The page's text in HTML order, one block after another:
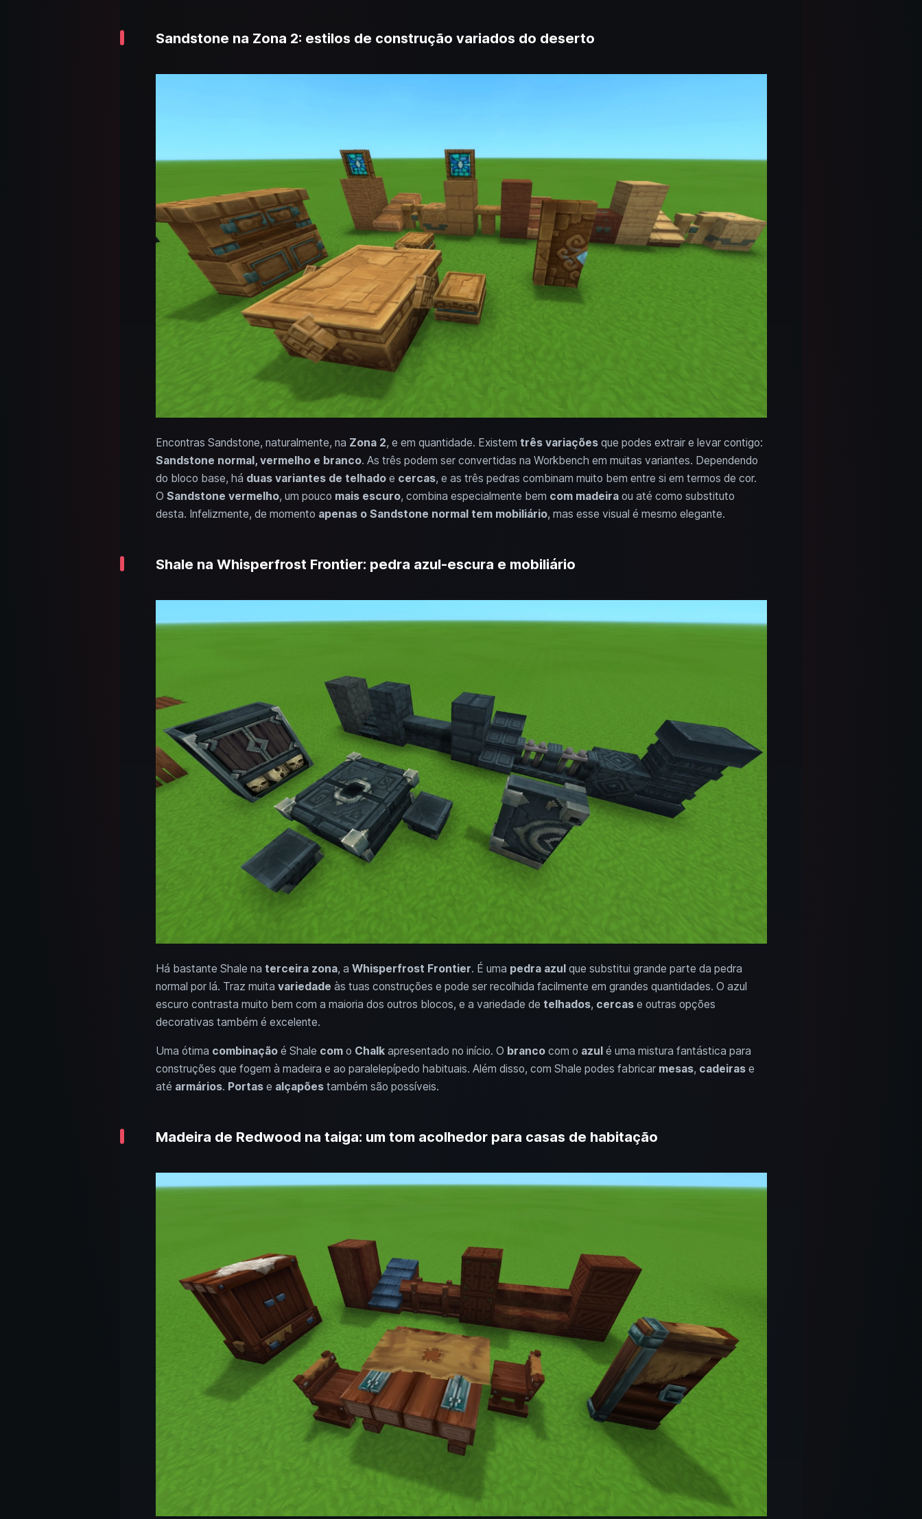
Sandstone na Zona 2: estilos de construção variados do deserto
Encontras Sandstone, naturalmente, na Zona 2, e em quantidade. Existem três variaçõesque podes extrair e levar contigo:
Sandstone normal, vermelho e branco. As três podem ser convertidas na Workbench em muitas variantes. Dependendo
do bloco base, há duas variantes de telhadoe cercas, e as três pedras combinam muito bem entre si em termos de cor.
O Sandstone vermelho, um pouco mais escuro, combina especialmente bem com madeiraou até como substituto
desta. Infelizmente, de momento apenas o Sandstone normal tem mobiliário, mas esse visual é mesmo elegante.
Shale na Whisperfrost Frontier: pedra azul-escura e mobiliário
Há bastante Shale na terceira zona, a Whisperfrost Frontier. É uma pedra azulque substitui grande parte da pedra
normal por lá. Traz muita variedade às tuas construções e pode ser recolhida facilmente em grandes quantidades. O azul
escuro contrasta muito bem com a maioria dos outros blocos, e a variedade de telhados, cercase outras opções
decorativas também é excelente.
Uma ótima combinaçãoé Shale como Chalkapresentado no início. O brancocom o azulé uma mistura fantástica para
construções que fogem à madeira e ao paralelepípedo habituais. Além disso, com Shale podes fabricar mesas, cadeirase
até armários. Portase alçapõestambém são possíveis.
Madeira de Redwood na taiga: um tom acolhedor para casas de habitação